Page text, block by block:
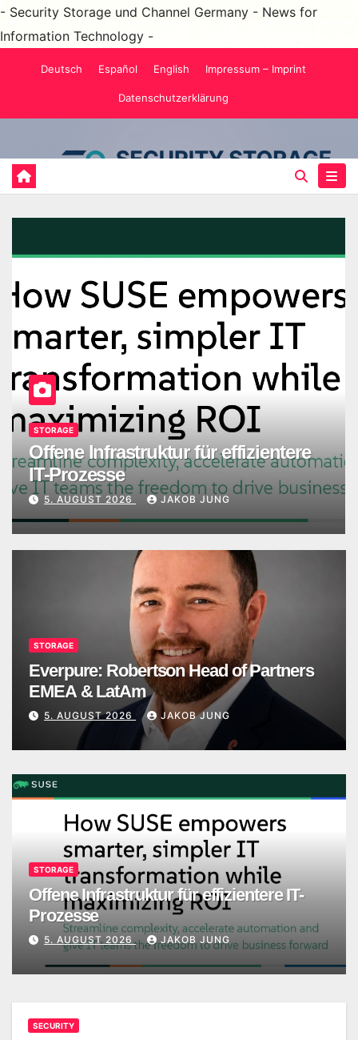
- Security Storage und Channel Germany - News for
Information Technology -
Deutsch Español English Impressum – Imprint
Datenschutzerklärung
STORAGE
Offene Infrastruktur für effizientere
IT-Prozesse
5. AUGUST 2026 JAKOB JUNG
STORAGE
Everpure: Robertson Head of Partners
EMEA & LatAm
5. AUGUST 2026 JAKOB JUNG
STORAGE
Offene Infrastruktur für effizientere IT-
Prozesse
5. AUGUST 2026 JAKOB JUNG
SECURITY